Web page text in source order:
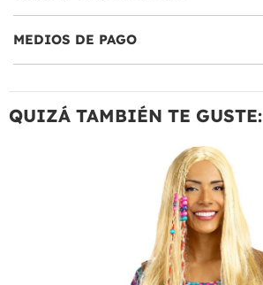
MEDIOS DE PAGO
QUIZÁ TAMBIÉN TE GUSTE: